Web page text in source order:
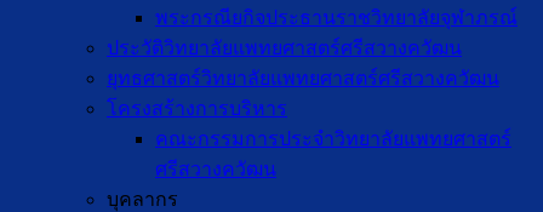
พระกรณียกิจประธานราชวิทยาลัยจุฬาภรณ์
ประวัติวิทยาลัยแพทยศาสตร์ศรีสวางควัฒน
ยุทธศาสตร์วิทยาลัยแพทยศาสตร์ศรีสวางควัฒน
โครงสร้างการบริหาร
คณะกรรมการประจำวิทยาลัยแพทยศาสตร์
ศรีสวางควัฒน
บุคลากร